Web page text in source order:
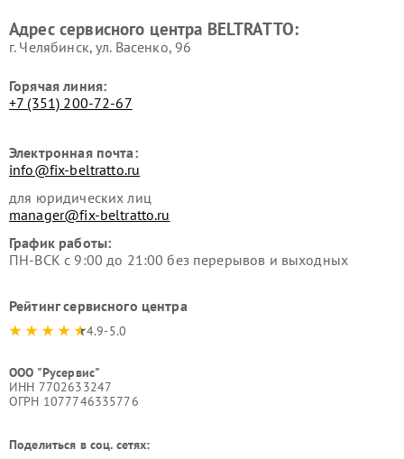
Адрес сервисного центра BELTRATTO:
г. Челябинск, ул. Васенко, 96
Горячая линия:
+7 (351) 200-72-67
Электронная почта:
info@fix-beltratto.ru
для юридических лиц
manager@fix-beltratto.ru
График работы:
ПН-ВСК с 9:00 до 21:00 без перерывов и выходных
Рейтинг сервисного центра
4.9-5.0
ООО "Русервис"
ИНН 7702633247
ОГРН 1077746335776
Поделиться в соц. сетях: